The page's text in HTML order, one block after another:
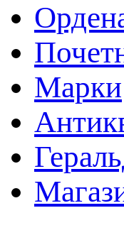
Марки